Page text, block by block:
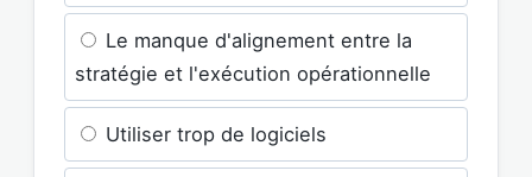
Le manque d'alignement entre la
stratégie et l'exécution opérationnelle
Utiliser trop de logiciels